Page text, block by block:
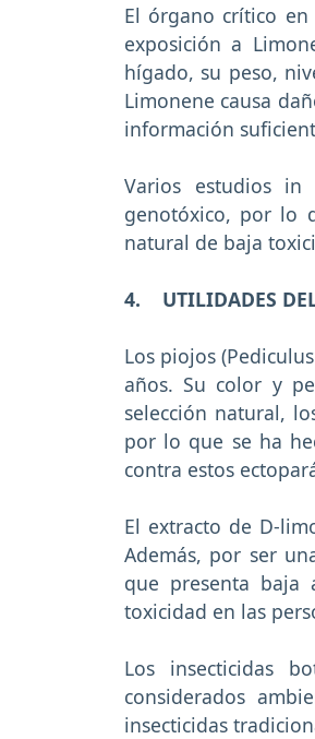
El órgano crítico
exposición a
hígado, su peso,
Limonene causa
información
Varios estudios
genotóxico, por lo
natural de baja
4. UTILIDADES
Los piojos
años. Su color y
selección natural,
por lo que se ha
contra estos
El extracto de D-
Además, por ser
que presenta baja
toxicidad en las
Los insecticidas
considerados
insecticidas